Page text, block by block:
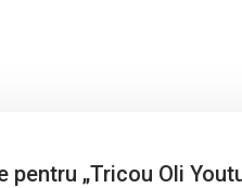
„Tricou Oli